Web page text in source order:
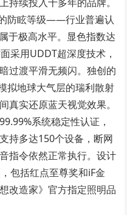
防眩等级——行业普遍认
于极高水平。显色指数达
采用UDDT超深度技术，
过渡平滑无频闪。独创的
拟地球大气层的瑞利散射
真实还原蓝天视觉效果。
系统稳定性认证，
持多达150个设备，断网
指令依然正常执行。设计
包括红点至尊奖和iF金
改造家》官方指定照明品